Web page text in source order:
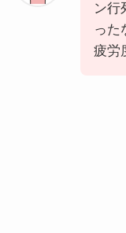
ン行
った
疲労